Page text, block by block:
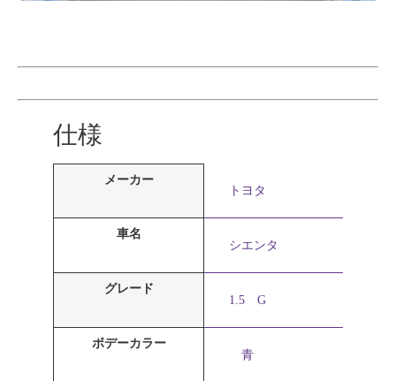
仕様
メーカー
トヨタ
車名
シエンタ
グレード
1.5 G
ボデーカラー
青